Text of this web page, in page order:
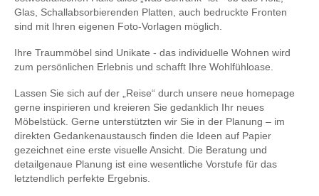
Glas, Schallabsorbierenden Platten, auch bedruckte Fronten
sind mit Ihren eigenen Foto-Vorlagen möglich.
Ihre Traummöbel sind Unikate - das individuelle Wohnen wird
zum persönlichen Erlebnis und schafft Ihre Wohlfühloase.
Lassen Sie sich auf der „Reise“ durch unsere neue homepage
gerne inspirieren und kreieren Sie gedanklich Ihr neues
Möbelstück. Gerne unterstützten wir Sie in der Planung – im
direkten Gedankenaustausch finden die Ideen auf Papier
gezeichnet eine erste visuelle Ansicht. Die Beratung und
detailgenaue Planung ist eine wesentliche Vorstufe für das
letztendlich perfekte Ergebnis.